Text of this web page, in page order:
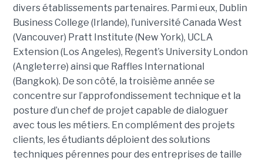
divers établissements partenaires. Parmi eux, Dublin
Business College (Irlande), l’université Canada West
(Vancouver) Pratt Institute (New York), UCLA
Extension (Los Angeles), Regent’s University London
(Angleterre) ainsi que Raffles International
(Bangkok). De son côté, la troisième année se
concentre sur l’approfondissement technique et la
posture d’un chef de projet capable de dialoguer
avec tous les métiers. En complément des projets
clients, les étudiants déploient des solutions
techniques pérennes pour des entreprises de taille